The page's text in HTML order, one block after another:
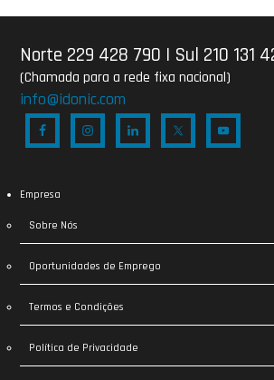
Norte 229 428 790 | Sul 210 131
(Chamada para a rede fixa nacional)
info@idonic.com
Empresa
Sobre Nós
Oportunidades de Emprego
Termos e Condições
Política de Privacidade